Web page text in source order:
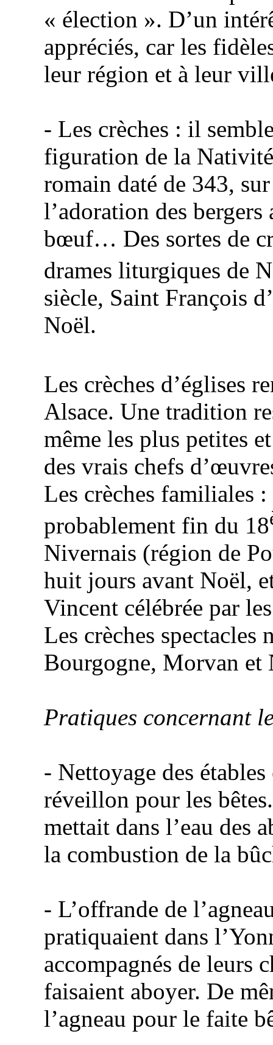
« élection ». D’un
appréciés, car les
leur région et à leur
- Les crèches : il
figuration de la Nativité
romain daté de 343,
l’adoration des
bœuf… Des sortes de
drames liturgiques de
siècle, Saint François
Noël.
Les crèches d’églises
Alsace. Une tradition
même les plus petites
des vrais chefs
Les crèches familiales
probablement fin du 18
Nivernais (région de
huit jours avant Noël,
Vincent célébrée par
Les crèches spectacles
Bourgogne, Morvan et
Pratiques concernant
- Nettoyage des
réveillon pour les
mettait dans l’eau des
la combustion de la
- L’offrande de
pratiquaient dans
accompagnés de leurs
faisaient aboyer. De
l’agneau pour le faite